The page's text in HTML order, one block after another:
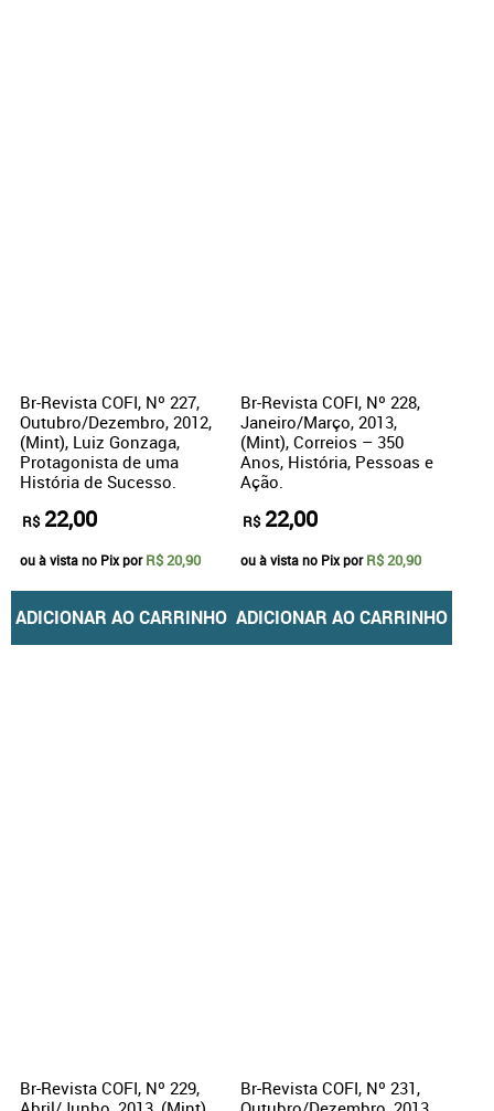
Br-Revista COFI, Nº 227,
Outubro/Dezembro, 2012,
(Mint), Luiz Gonzaga,
Protagonista de uma
História de Sucesso.
R$ 22,00
ou à vista no Pix porR$ 20,90
ADICIONAR AO CARRINHO
Br-Revista COFI, Nº 228,
Janeiro/Março, 2013,
(Mint), Correios – 350
Anos, História, Pessoas e
Ação.
R$ 22,00
ou à vista no Pix porR$ 20,90
ADICIONAR AO CARRINHO
Br-Revista COFI, Nº 229,
Br-Revista COFI, Nº 231,